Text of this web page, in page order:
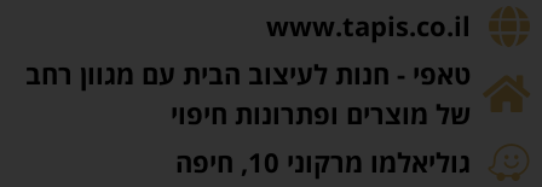
www.tapis.co.il
טאפי - חנות לעיצוב הבית עם מגוון רחב
של מוצרים ופתרונות חיפוי
גוליאלמו מרקוני 10, חיפה